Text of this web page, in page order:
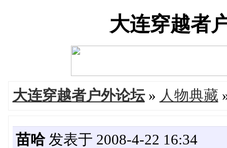
大连穿越者
大连穿越者户外论坛» 人物典藏
苗哈发表于 2008-4-22 16:34